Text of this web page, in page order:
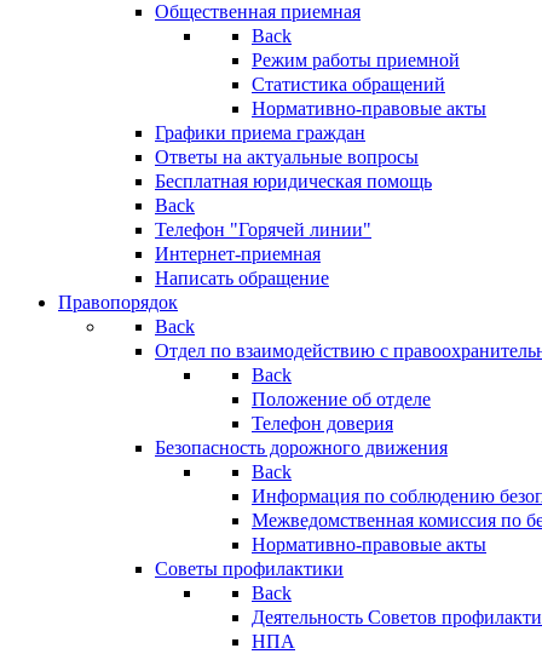
Общественная приемная
Back
Режим работы приемной
Статистика обращений
Нормативно-правовые акты
Графики приема граждан
Ответы на актуальные вопросы
Бесплатная юридическая помощь
Back
Телефон "Горячей линии"
Интернет-приемная
Написать обращение
Правопорядок
Back
Отдел по взаимодействию с
Back
Положение об отделе
Телефон доверия
Безопасность дорожного движения
Back
Информация по соблюдению
Межведомственная комиссия по
Нормативно-правовые акты
Советы профилактики
Back
Деятельность Советов
НПА